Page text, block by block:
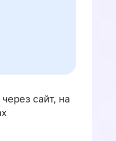
сайт, на